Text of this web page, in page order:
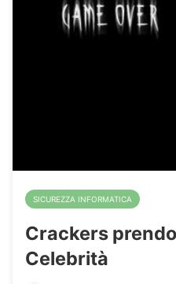
SICUREZZA INFORMATICA
Crackers
Celebrità